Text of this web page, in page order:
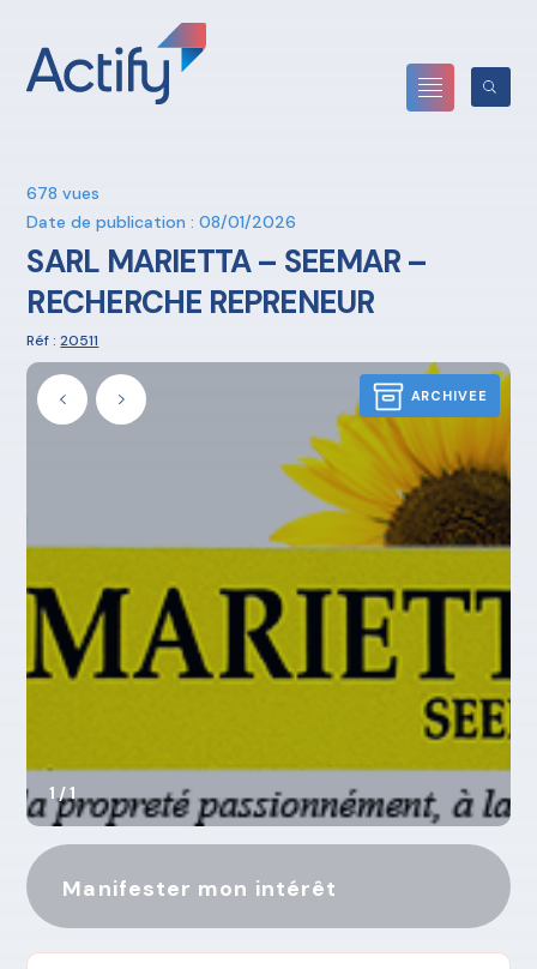
678 vues
Date de publication : 08/01/2026
SARL MARIETTA – SEEMAR –
RECHERCHE REPRENEUR
Réf :20511
ARCHIVEE
1 / 1
Manifester mon intérêt